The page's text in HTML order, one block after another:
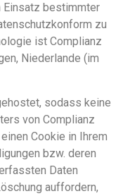
Einsatz bestimmter
zu
ist Complianz
Niederlande (im
sodass keine
von Complianz
Cookie in Ihrem
bzw. deren
Daten
auffordern,